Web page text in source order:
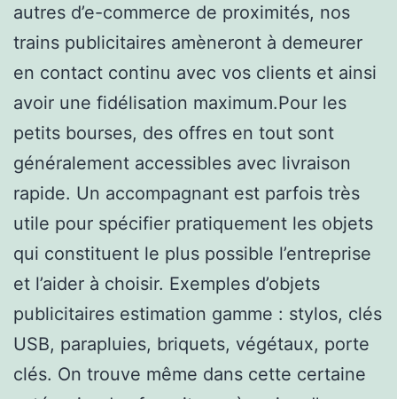
autres d’e-commerce de proximités, nos
trains publicitaires amèneront à demeurer
en contact continu avec vos clients et ainsi
avoir une fidélisation maximum.Pour les
petits bourses, des offres en tout sont
généralement accessibles avec livraison
rapide. Un accompagnant est parfois très
utile pour spécifier pratiquement les objets
qui constituent le plus possible l’entreprise
et l’aider à choisir. Exemples d’objets
publicitaires estimation gamme : stylos, clés
USB, parapluies, briquets, végétaux, porte
clés. On trouve même dans cette certaine